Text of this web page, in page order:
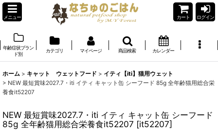
メニュー カート ログイン
年齢症状ブラン
ド別
カテゴリ マイページ 商品検索 カレンダー
ホーム > キャット ウェットフード > イティ【iti】猫用ウェット
> NEW 最短賞味2027.7・iti イティ キャット缶 シーフード 85g 全年齢猫用総合栄
養食it52207
NEW 最短賞味2027.7・iti イティ キャット缶 シーフード
85g 全年齢猫用総合栄養食it52207 [it52207]